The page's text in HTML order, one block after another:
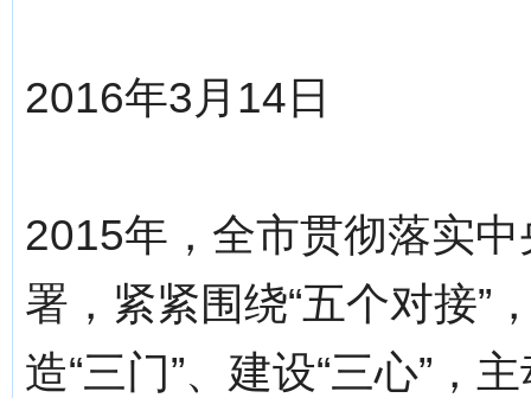
2016年3月14日
2015年，全市贯彻落实
署，紧紧围绕“五个对接”
造“三门”、建设“三心”，